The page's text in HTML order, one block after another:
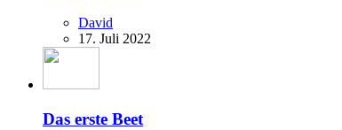
David
17. Juli 2022
Das erste Beet